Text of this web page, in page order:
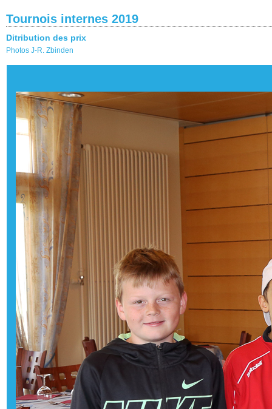
Tournois internes 2019
Ditribution des prix
Photos J-R. Zbinden